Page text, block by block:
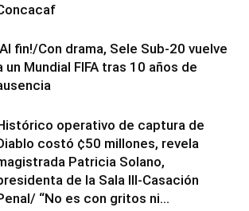
fin!/Con drama, Sele Sub-20 vuelve
un Mundial FIFA tras 10 años de
operativo de captura de
costó ¢50 millones, revela
Patricia Solano,
de la Sala III-Casación
“No es con gritos ni...